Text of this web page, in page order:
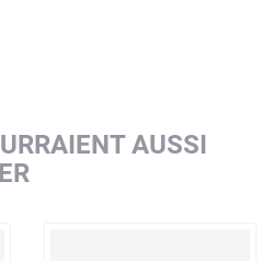
AUSSI